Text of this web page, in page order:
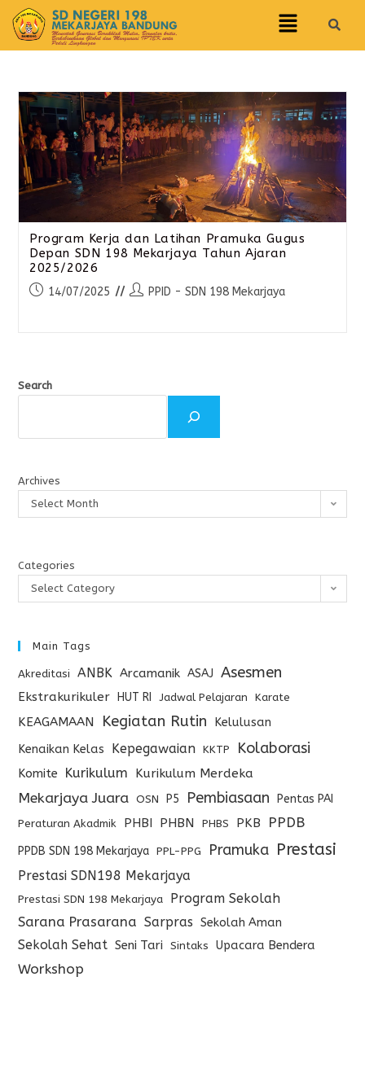
Program Kerja dan Latihan Pramuka Gugus
Depan SDN 198 Mekarjaya Tahun Ajaran
2025/2026
14/07/2025 PPID - SDN 198 Mekarjaya
Search
Archives
Select Month
Categories
Select Category
Main Tags
Akreditasi ANBK Arcamanik ASAJ Asesmen
Ekstrakurikuler HUT RI Jadwal Pelajaran Karate
KEAGAMAAN Kegiatan Rutin
Kelulusan
Kenaikan Kelas
Kepegawaian KKTP Kolaborasi
Komite Kurikulum Kurikulum Merdeka
Mekarjaya Juara OSN P5 Pembiasaan Pentas PAI
Peraturan Akadmik PHBI PHBN PHBS PKB PPDB
PPDB SDN 198 Mekarjaya PPL-PPG Pramuka Prestasi
Prestasi SDN198 Mekarjaya
Prestasi SDN 198 Mekarjaya
Program Sekolah
Sarana Prasarana Sarpras Sekolah Aman
Sekolah Sehat Seni Tari Sintaks Upacara Bendera
Workshop